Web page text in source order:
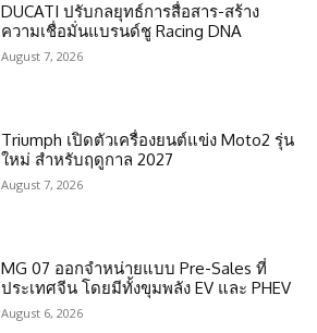
DUCATI ปรับกลยุทธ์การสื่อสาร-สร้าง
ความเชื่อมั่นแบรนด์ชู Racing DNA
August 7, 2026
Triumph เปิดตัวเครื่องยนต์แข่ง Moto2 รุ่น
ใหม่ สำหรับฤดูกาล 2027
August 7, 2026
MG 07 ออกจำหน่ายแบบ Pre-Sales ที่
ประเทศจีน โดยมีทั้งขุมพลัง EV และ PHEV
August 6, 2026